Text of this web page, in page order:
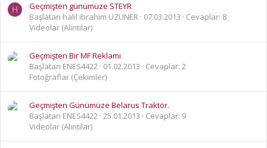
H
Geçmişten günümüze STEYR
Başlatan halil ibrahim UZUNER 07.03.2013
Cevaplar: 8
Videolar (Alıntılar)
Geçmişten Bir MF Reklamı
Başlatan ENES4422 01.02.2013
Cevaplar: 2
Fotoğraflar (Çekimler)
Geçmişten Günümüze Belarus Traktör.
Başlatan ENES4422 25.01.2013
Cevaplar: 9
Videolar (Alıntılar)